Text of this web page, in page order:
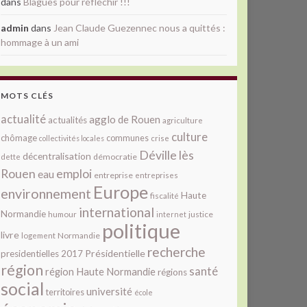
admin dans Jean Claude Guezennec nous a quittés :
hommage à un ami
MOTS CLÉS
actualité actualitésagglo de Rouen agriculture
chômage collectivités locales communes crise culture
dette décentralisation démocratie Déville lès
Rouen eau emploi entreprise entreprises
environnement Europe fiscalité Haute
Normandie humour international internet justice
livre logement Normandie politique
presidentielles 2017 Présidentielle recherche
région région Haute Normandie régions santé
social territoiresuniversité école